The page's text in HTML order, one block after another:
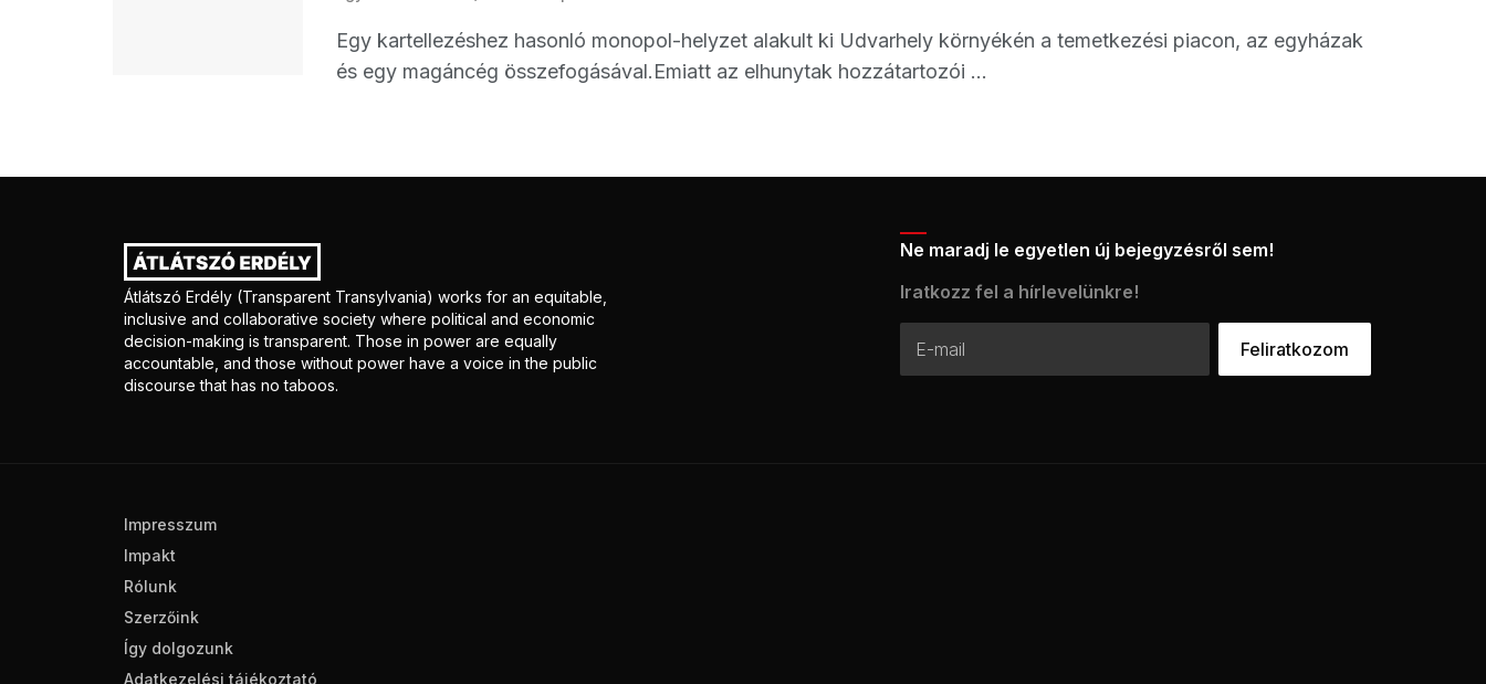
Egy kartellezéshez hasonló monopol-helyzet alakult ki Udvarhely környékén a temetkezési piacon, az egyházak
és egy magáncég összefogásával.Emiatt az elhunytak hozzátartozói ...
Átlátszó Erdély (Transparent Transylvania) works for an equitable,
inclusive and collaborative society where political and economic
decision-making is transparent. Those in power are equally
accountable, and those without power have a voice in the public
discourse that has no taboos.
Ne maradj le egyetlen új bejegyzésről sem!
Iratkozz fel a hírlevelünkre!
Impresszum
Impakt
Rólunk
Szerzőink
Így dolgozunk
Adatkezelési tájékoztató